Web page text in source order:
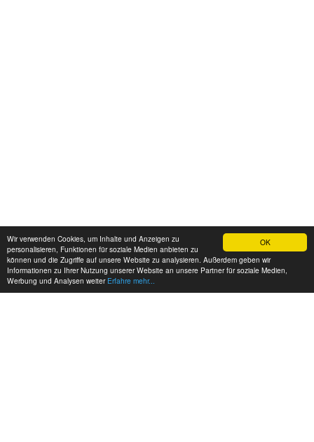
OK
Wir verwenden Cookies, um Inhalte und Anzeigen zu
personalisieren, Funktionen für soziale Medien anbieten zu
können und die Zugriffe auf unsere Website zu analysieren. Außerdem geben wir
Informationen zu Ihrer Nutzung unserer Website an unsere Partner für soziale Medien,
Werbung und Analysen weiter Erfahre mehr...